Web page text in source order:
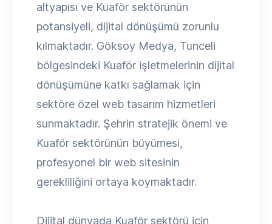
altyapısı ve Kuaför sektörünün
potansiyeli, dijital dönüşümü zorunlu
kılmaktadır. Göksoy Medya, Tunceli
bölgesindeki Kuaför işletmelerinin dijital
dönüşümüne katkı sağlamak için
sektöre özel web tasarım hizmetleri
sunmaktadır. Şehrin stratejik önemi ve
Kuaför sektörünün büyümesi,
profesyonel bir web sitesinin
gerekliliğini ortaya koymaktadır.
Dijital dünyada Kuaför sektörü için